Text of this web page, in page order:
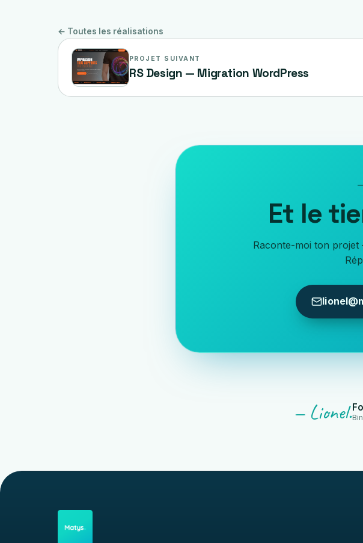
← Toutes les réalisations
PROJET SUIVANT
RS Design — Migration WordPress
Et le
Raconte-moi ton
— Lionel.